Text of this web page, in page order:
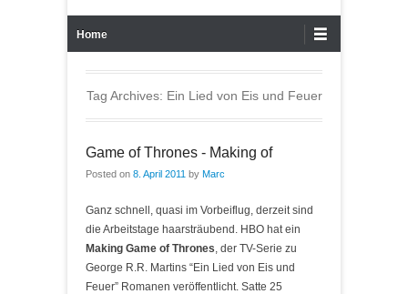
Home
Tag Archives: Ein Lied von Eis und Feuer
Game of Thrones - Making of
Posted on 8. April 2011 by Marc
Ganz schnell, quasi im Vorbeiflug, derzeit sind
die Arbeitstage haarsträubend. HBO hat ein
Making Game of Thrones, der TV-Serie zu
George R.R. Martins “Ein Lied von Eis und
Feuer” Romanen veröffentlicht. Satte 25